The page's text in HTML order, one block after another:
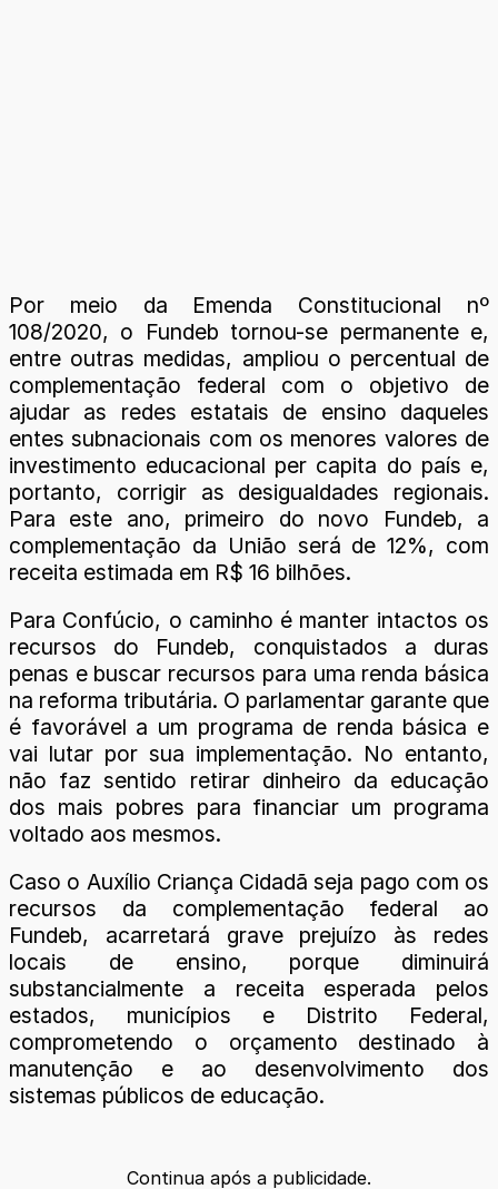
Por meio da Emenda Constitucional nº
108/2020, o Fundeb tornou-se permanente e,
entre outras medidas, ampliou o percentual de
complementação federal com o objetivo de
ajudar as redes estatais de ensino daqueles
entes subnacionais com os menores valores de
investimento educacional per capita do país e,
portanto, corrigir as desigualdades regionais.
Para este ano, primeiro do novo Fundeb, a
complementação da União será de 12%, com
receita estimada em R$ 16 bilhões.
Para Confúcio, o caminho é manter intactos os
recursos do Fundeb, conquistados a duras
penas e buscar recursos para uma renda básica
na reforma tributária. O parlamentar garante que
é favorável a um programa de renda básica e
vai lutar por sua implementação. No entanto,
não faz sentido retirar dinheiro da educação
dos mais pobres para financiar um programa
voltado aos mesmos.
Caso o Auxílio Criança Cidadã seja pago com os
recursos da complementação federal ao
Fundeb, acarretará grave prejuízo às redes
locais de ensino, porque diminuirá
substancialmente a receita esperada pelos
estados, municípios e Distrito Federal,
comprometendo o orçamento destinado à
manutenção e ao desenvolvimento dos
sistemas públicos de educação.
Continua após a publicidade.